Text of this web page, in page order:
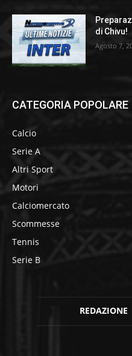
di Chivu!
Agosto 7,
CATEGORIA POPOLARE
Calcio
Serie A
Altri Sport
Motori
Calciomercato
Scommesse
Tennis
Serie B
REDAZIONE